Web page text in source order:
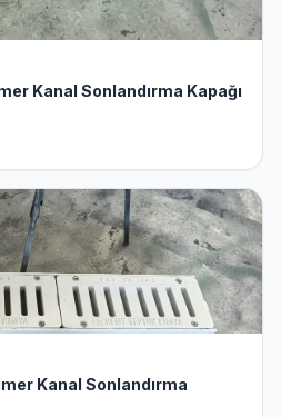
Kanal Sonlandırma Kapağı
Kanal Sonlandırma